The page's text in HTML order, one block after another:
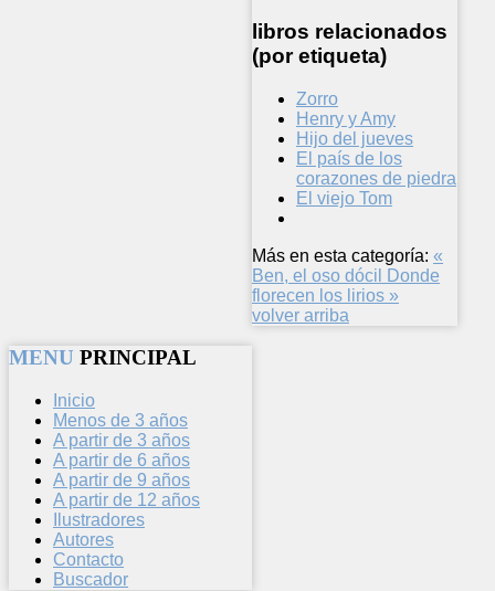
libros relacionados
(por etiqueta)
Zorro
Henry y Amy
Hijo del jueves
El país de los
corazones de piedra
El viejo Tom
Más en esta categoría: «
Ben, el oso dócil
Donde
florecen los lirios »
volver arriba
MENU PRINCIPAL
Inicio
Menos de 3 años
A partir de 3 años
A partir de 6 años
A partir de 9 años
A partir de 12 años
Ilustradores
Autores
Contacto
Buscador